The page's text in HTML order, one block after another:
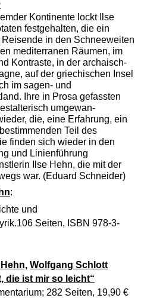
Kontinente lockt Ilse
festgehalten, die ein
in den Schneeweiten
mediterranen Räumen, im
Kontraste, in der archaisch-
auf der griechischen Insel
im sagen- und
Ihre in Prosa gefassten
umgewan-
die, eine Erfahrung, ein
Teil des
finden sich wieder in den
und Linienführung
Ilse Hehn, die mit der
war. (Eduard Schneider)
:
und
Seiten, ISBN 978-3-
Hehn, Wolfgang Schlott
die ist mir so leicht“
282 Seiten, 19,90 €